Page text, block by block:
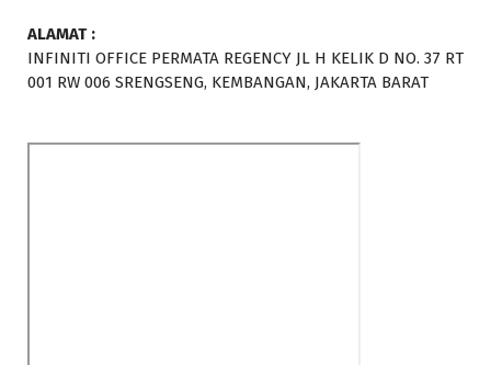
ALAMAT :
INFINITI OFFICE PERMATA REGENCY JL H KELIK D NO. 37 RT
001 RW 006 SRENGSENG, KEMBANGAN, JAKARTA BARAT